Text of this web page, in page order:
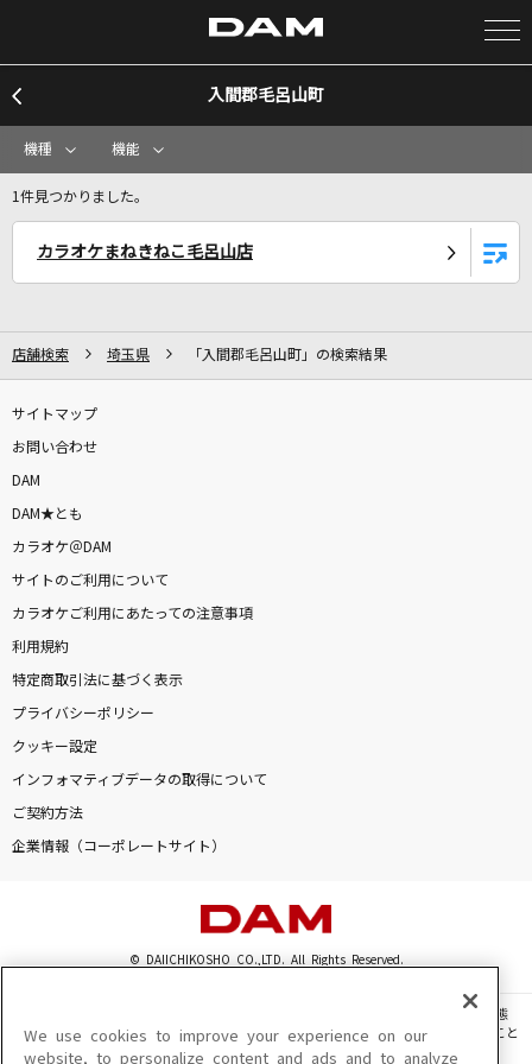
カラオケ検索
全国りれき
[生音]世田谷ラブストーリー
back number
LOSER
米津玄師
今日の日はさようなら
≠ME
入間郡毛呂山町
機種 機能
1件見つかりました。
カラオケまねきねこ毛呂山店
店舗検索 埼玉県 「入間郡毛呂山町」の検索結果
サイトマップ
お問い合わせ
DAM
DAM★とも
カラオケ＠DAM
サイトのご利用について
カラオケご利用にあたっての注意事項
利用規約
特定商取引法に基づく表示
プライバシーポリシー
クッキー設定
インフォマティブデータの取得について
ご契約方法
企業情報（コーポレートサイト）
© DAIICHIKOSHO CO.,LTD. All Rights Reserved.
このサイトに掲載されている一切の文章・画像・写真・動画・音声等を、手段や形態
を問わず、著作権法の定める範囲を超えて無断で複製、転載、ファイル化などすること
を禁じます。
We use cookies to improve your experience on our
website, to personalize content and ads and to analyze